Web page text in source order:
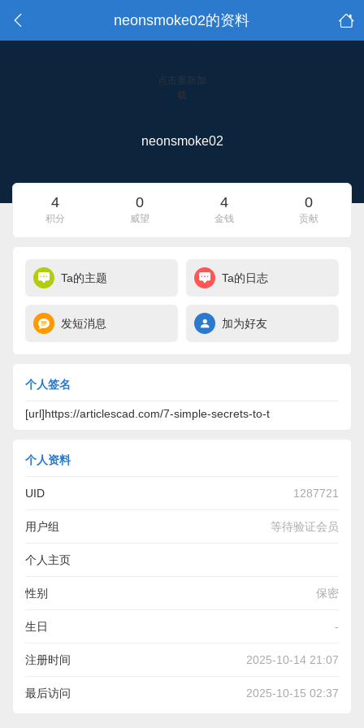
neonsmoke02的资料
点击重新加
载
neonsmoke02
4
积分
0
威望
4
金钱
0
贡献
Ta的主题 Ta的日志
发短消息 加为好友
个人签名
[url]https://articlescad.com/7-simple-secrets-to-t
个人资料
UID 1287721
用户组 等待验证会员
个人主页
https://articlescad.com/7-simple-secrets-to-totally-you-into-
austrian-drivers-license-for-sale-284680.html
性别 保密
生日 -
注册时间 2025-10-14 21:07
最后访问 2025-10-15 02:37